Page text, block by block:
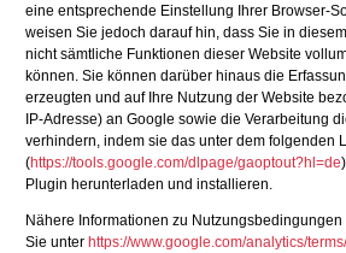
eine entsprechende Einstellung Ihrer Browser-
weisen Sie jedoch darauf hin, dass Sie in
nicht sämtliche Funktionen dieser Website
können. Sie können darüber hinaus die
erzeugten und auf Ihre Nutzung der Website
IP-Adresse) an Google sowie die Verarbeitung
verhindern, indem sie das unter dem folgenden
(https://tools.google.com/dlpage/gaoptout?hl=de
Plugin herunterladen und installieren.
Nähere Informationen zu
Sie unter https://www.google.com/analytics/